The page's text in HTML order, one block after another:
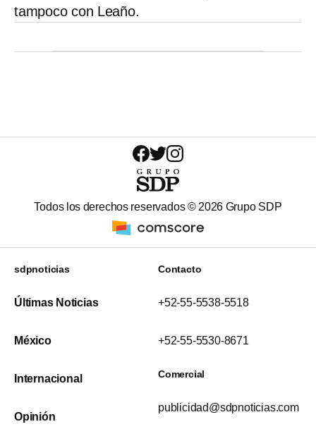
tampoco con Leaño.
Todos los derechos reservados © 2026 Grupo SDP
sdpnoticias
Últimas Noticias
México
Internacional
Opinión
Contacto
+52-55-5538-5518
+52-55-5530-8671
Comercial
publicidad@sdpnoticias.com